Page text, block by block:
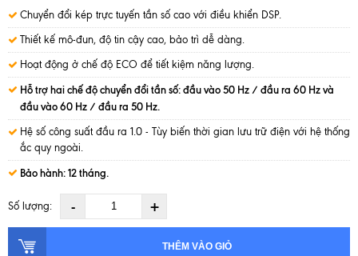
Chuyển đổi kép trực tuyến tần số cao với điều khiển DSP.
Thiết kế mô-đun, độ tin cậy cao, bảo trì dễ dàng.
Hoạt động ở chế độ ECO để tiết kiệm năng lượng.
Hỗ trợ hai chế độ chuyển đổi tần số: đầu vào 50 Hz / đầu ra 60 Hz và
đầu vào 60 Hz / đầu ra 50 Hz.
Hệ số công suất đầu ra 1.0 - Tùy biến thời gian lưu trữ điện với hệ thống
ắc quy ngoài.
Bảo hành: 12 tháng.
Số lượng: - +
THÊM VÀO GIỎ